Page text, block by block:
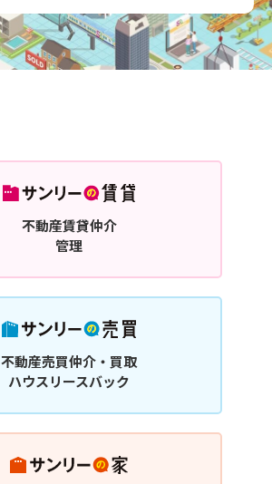
不動産賃貸仲介
管理
不動産売買仲介・買取
ハウスリースバック